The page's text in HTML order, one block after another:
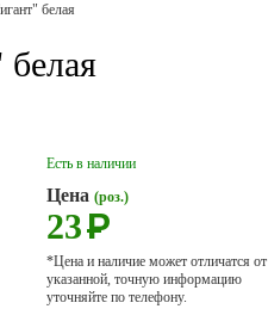
белая
Есть в наличии
Цена (роз.)
23Р
*Цена и наличие может отличатся от
указанной, точную информацию
уточняйте по телефону.